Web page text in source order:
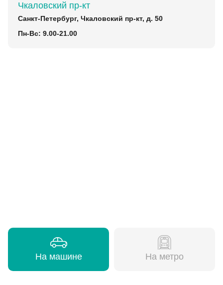
Чкаловский пр-кт
Санкт-Петербург, Чкаловский пр-кт, д. 50
Пн-Вс: 9.00-21.00
На машине На метро